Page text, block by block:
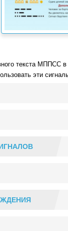
текста МППСС
эти